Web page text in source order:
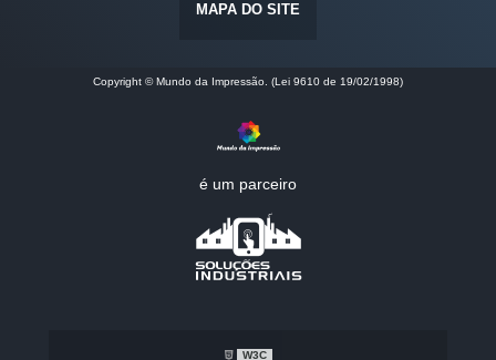
MAPA DO SITE
Copyright © Mundo da Impressão. (Lei 9610 de 19/02/1998)
é um parceiro
W3C